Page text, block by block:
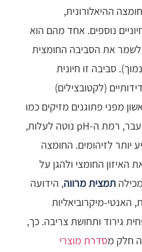
ההיאלורונית,
נוספים. אחד מהם הוא
את הסביבה החומצית
הטבעית של הנרתיק (pH נמוך). סביבה זו חיונית
(לקטובצילים)
מפני פתוגנים מזיקים כמו
פטריות וחיידקים. בגיל המעבר, רמת ה-pH נוטה לעלות,
יותר לזיהומים. החומצה
האיזון החומצי ולהגן על
תמצית מרווה, הידועה
האנטי-מיקרוביאליות
גירוד ותחושת צריבה. כך,
חלק מסדרת מוצרי